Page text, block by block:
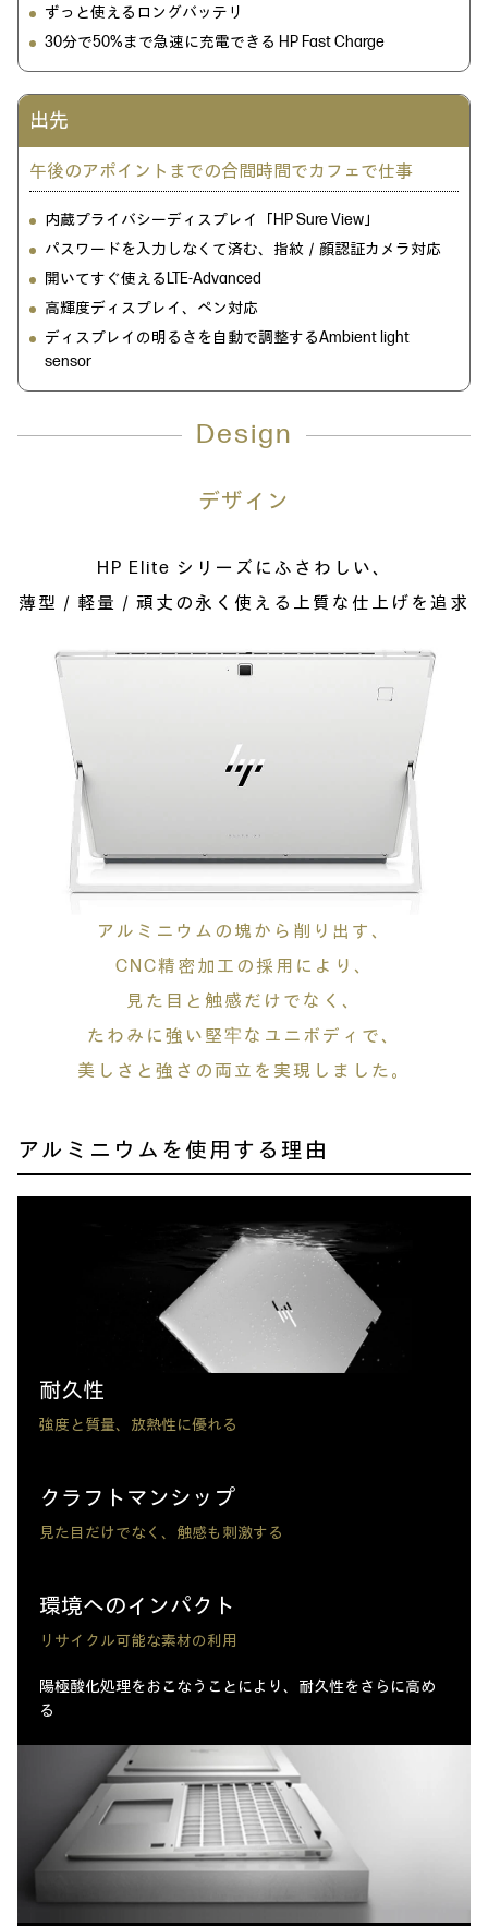
ずっと使えるロングバッテリ
30分で50%まで急速に充電できる HP Fast Charge
出先
午後のアポイントまでの合間時間でカフェで仕事
内蔵プライバシーディスプレイ「HP Sure View」
パスワードを入力しなくて済む、指紋／顔認証カメラ対応
開いてすぐ使えるLTE-Advanced
高輝度ディスプレイ、ペン対応
ディスプレイの明るさを自動で調整するAmbient light
sensor
Design
デザイン
HP Elite シリーズにふさわしい、
薄型／軽量／頑丈の永く使える上質な仕上げを追求
アルミニウムの塊から削り出す、
CNC精密加工の採用により、
見た目と触感だけでなく、
たわみに強い堅牢なユニボディで、
美しさと強さの両立を実現しました。
アルミニウムを使用する理由
耐久性
強度と質量、放熱性に優れる
クラフトマンシップ
見た目だけでなく、触感も刺激する
環境へのインパクト
リサイクル可能な素材の利用
陽極酸化処理をおこなうことにより、 耐久性をさらに高め
る